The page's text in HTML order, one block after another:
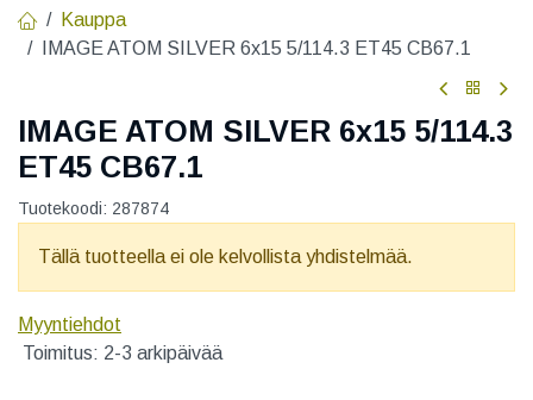
Kauppa
IMAGE ATOM SILVER 6x15 5/114.3 ET45 CB67.1
IMAGE ATOM SILVER 6x15 5/114.3
ET45 CB67.1
Tuotekoodi: 287874
Tällä tuotteella ei ole kelvollista yhdistelmää.
Myyntiehdot
Toimitus: 2-3 arkipäivää